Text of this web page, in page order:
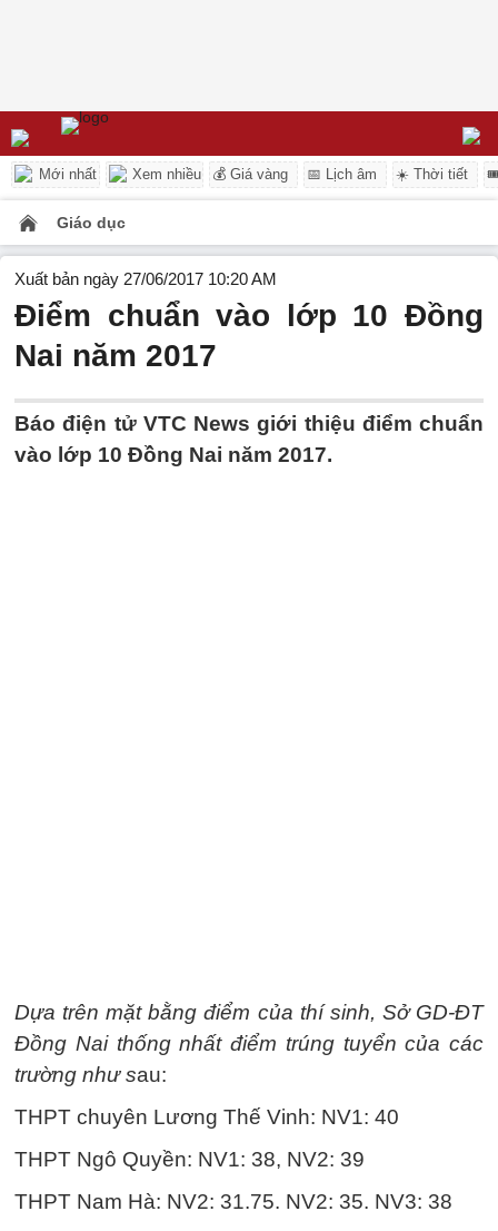
Mới nhất Xem nhiều 💰 Giá vàng 📅 Lịch âm ☀️ Thời tiết
Giáo dục
Xuất bản ngày 27/06/2017 10:20 AM
Điểm chuẩn vào lớp 10 Đồng
Nai năm 2017
Báo điện tử VTC News giới thiệu điểm chuẩn
vào lớp 10 Đồng Nai năm 2017.
Dựa trên mặt bằng điểm của thí sinh, Sở GD-ĐT
Đồng Nai thống nhất điểm trúng tuyển của các
trường như sau:
THPT chuyên Lương Thế Vinh: NV1: 40
THPT Ngô Quyền: NV1: 38, NV2: 39
THPT Nam Hà: NV2: 31.75. NV2: 35. NV3: 38